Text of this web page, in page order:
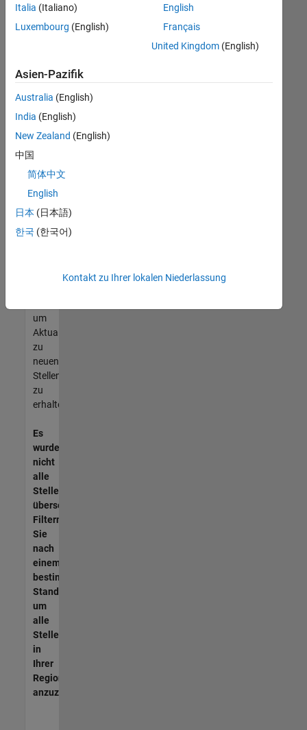
Stellenangebote
anzeigen .
noch
keine
offenen
Stellen
können,
die
Ihren
entsprechen,
werden
unseres
um
Aktualisierungen
zu
neuen
Stellenangeboten
zu
erhalten.
Es
wurden
nicht
alle
Stellen
übersetzt.
Filtern
Sie
nach
einem
bestimmten
Standort,
um
alle
Stellenangebote
in
Ihrer
Region
anzuzeigen.
Italia (Italiano)
Luxembourg (English)
English
Français
United Kingdom(English)
Asien-Pazifik
Australia (English)
India (English)
New Zealand (English)
中国
简体中文
English
日本 (日本語)
한국 (한국어)
Kontakt zu Ihrer lokalen Niederlassung